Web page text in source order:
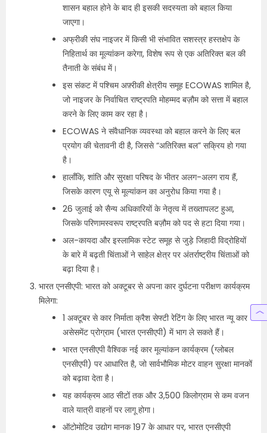
शासन बहाल होने के बाद ही इसकी सदस्यता को बहाल किया
जाएगा।
अफ्रीकी संघ नाइजर में किसी भी संभावित सशस्त्र हस्तक्षेप के
निहितार्थ का मूल्यांकन करेगा, विशेष रूप से एक अतिरिक्त बल की
तैनाती के संबंध में।
इस संकट में पश्चिम अफ़्रीकी क्षेत्रीय समूह ECOWAS शामिल है,
जो नाइजर के निर्वाचित राष्ट्रपति मोहम्मद बज़ौम को सत्ता में बहाल
करने के लिए काम कर रहा है।
ECOWAS ने संवैधानिक व्यवस्था को बहाल करने के लिए बल
प्रयोग की चेतावनी दी है, जिससे “अतिरिक्त बल” सक्रिय हो गया
है।
हालाँकि, शांति और सुरक्षा परिषद के भीतर अलग-अलग राय हैं,
जिसके कारण एयू से मूल्यांकन का अनुरोध किया गया है।
26 जुलाई को सैन्य अधिकारियों के नेतृत्व में तख्तापलट हुआ,
जिसके परिणामस्वरूप राष्ट्रपति बज़ौम को पद से हटा दिया गया।
अल-कायदा और इस्लामिक स्टेट समूह से जुड़े जिहादी विद्रोहियों
के बारे में बढ़ती चिंताओं ने साहेल क्षेत्र पर अंतर्राष्ट्रीय चिंताओं को
बढ़ा दिया है।
भारत एनसीएपी: भारत को अक्टूबर से अपना कार दुर्घटना परीक्षण कार्यक्रम
मिलेगा:
1 अक्टूबर से कार निर्माता क्रैश सेफ्टी रेटिंग के लिए भारत न्यू कार
असेसमेंट प्रोग्राम (भारत एनसीएपी) में भाग ले सकते हैं।
भारत एनसीएपी वैश्विक नई कार मूल्यांकन कार्यक्रम (ग्लोबल
एनसीएपी) पर आधारित है, जो सार्वभौमिक मोटर वाहन सुरक्षा मानकों
को बढ़ावा देता है।
यह कार्यक्रम आठ सीटों तक और 3,500 किलोग्राम से कम वजन
वाले यात्री वाहनों पर लागू होगा।
ऑटोमोटिव उद्योग मानक 197 के आधार पर, भारत एनसीएपी